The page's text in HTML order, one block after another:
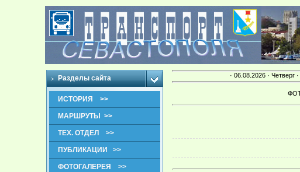
Разделы сайта
ИСТОРИЯ >>
МАРШРУТЫ >>
ТЕХ. ОТДЕЛ >>
ПУБЛИКАЦИИ >>
ФОТОГАЛЕРЕЯ >>
· 06.08.2026 · Четверг